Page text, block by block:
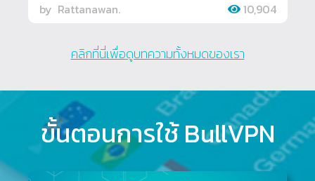
by Rattanawan. 10,904
คลิกที่นี่เพื่อดูบทความทั้งหมดของเรา
ขั้นตอนการใช้ BullVPN